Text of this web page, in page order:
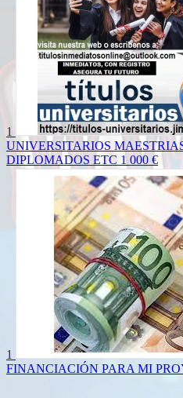
1
UNIVERSITARIOS
DIPLOMADOS ETC 1 000 €
1
FINANCIACIÓN PARA MI